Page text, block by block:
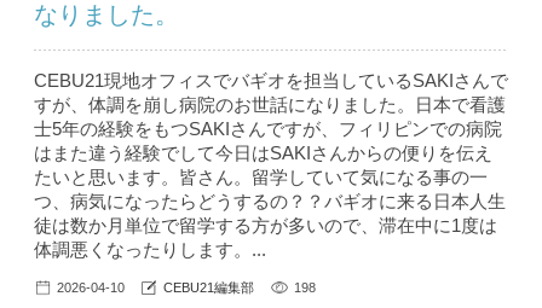
なりました。
CEBU21現地オフィスでバギオを担当しているSAKIさんで
すが、体調を崩し病院のお世話になりました。日本で看護
士5年の経験をもつSAKIさんですが、フィリピンでの病院
はまた違う経験でして今日はSAKIさんからの便りを伝え
たいと思います。皆さん。留学していて気になる事の一
つ、病気になったらどうするの？？バギオに来る日本人生
徒は数か月単位で留学する方が多いので、滞在中に1度は
体調悪くなったりします。...
2026-04-10 CEBU21編集部 198